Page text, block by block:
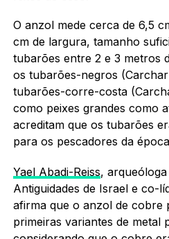
O anzol mede cerca de 6,5
cm de largura, tamanho
tubarões entre 2 e 3 metros
os tubarões-negros
tubarões-corre-costa
como peixes grandes como
acreditam que os tubarões
para os pescadores da
Yael Abadi-Reiss,
Antiguidades de Israel e co-
afirma que o anzol de cobre
primeiras variantes de metal